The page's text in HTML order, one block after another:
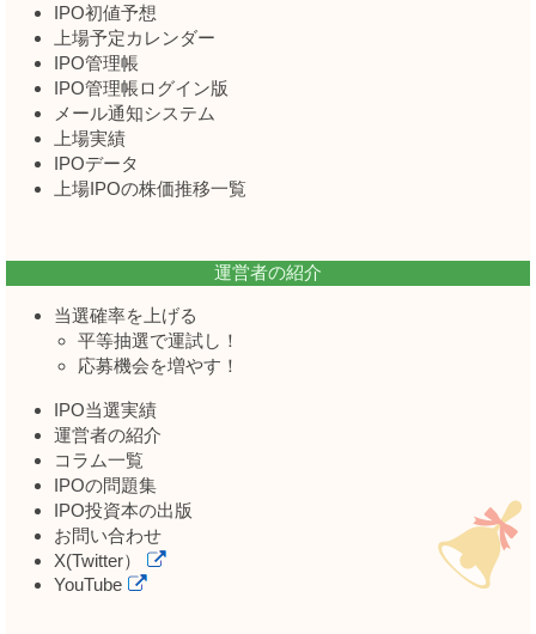
IPO初値予想
上場予定カレンダー
IPO管理帳
IPO管理帳ログイン版
メール通知システム
上場実績
IPOデータ
上場IPOの株価推移一覧
運営者の紹介
当選確率を上げる
平等抽選で運試し！
応募機会を増やす！
IPO当選実績
運営者の紹介
コラム一覧
IPOの問題集
IPO投資本の出版
お問い合わせ
X(Twitter）
YouTube